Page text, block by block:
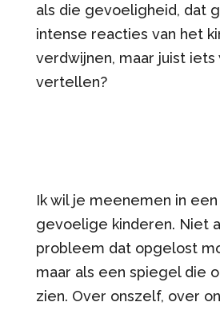
als die gevoeligheid, dat
intense reacties van het
verdwijnen, maar juist iets
vertellen?
Ik wil je meenemen in
gevoelige kinderen. Niet
probleem dat opgelost
maar als een spiegel die
zien. Over onszelf, over